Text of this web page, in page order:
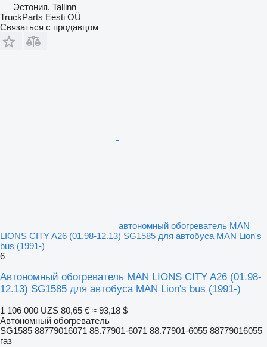
Эстония, Tallinn
TruckParts Eesti OÜ
Связаться с продавцом
автономный обогреватель MAN
LIONS CITY A26 (01.98-12.13) SG1585 для автобуса MAN Lion's
bus (1991-)
6
Автономный обогреватель MAN LIONS CITY A26 (01.98-
12.13) SG1585 для автобуса MAN Lion's bus (1991-)
1 106 000 UZS 80,65 € ≈ 93,18 $
Автономный обогреватель
SG1585 88779016071 88.77901-6071 88.77901-6055 88779016055
газ